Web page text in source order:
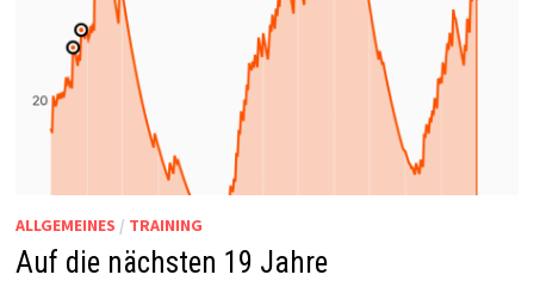
ALLGEMEINES / TRAINING
Auf die nächsten 19 Jahre